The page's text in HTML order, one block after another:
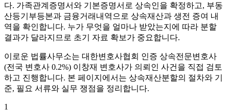
다. 가족관계증명서와 기본증명서로 상속인을 확정하고, 부동
산등기부등본과 금융거래내역으로 상속재산과 생전 증여 내
역을 확인합니다. 누가 무엇을 얼마나 받았는지에 따라 분할
결과가 달라지므로 초기 자료 확보가 중요합니다.
이로운 법률사무소는 대한변호사협회 인증 상속전문변호사
(전국 변호사 0.2%) 이창재 변호사가 의뢰인 사건을 직접 검토
하고 진행합니다. 본 페이지에서는 상속재산분할의 절차와 기
준, 필요 서류와 실무 쟁점을 정리합니다.
1